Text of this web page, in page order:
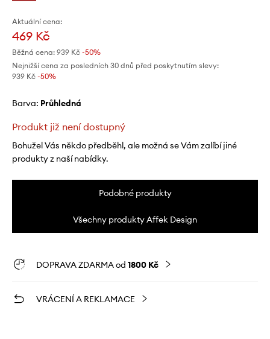
Aktuální cena:
469 Kč
Běžná cena: 939 Kč -50%
Nejnižší cena za posledních 30 dnů před poskytnutím slevy:
939 Kč -50%
Barva: průhledná
Produkt již není dostupný
Bohužel Vás někdo předběhl, ale možná se Vám zalíbí jiné
produkty z naší nabídky.
Podobné produkty
Všechny produkty Affek Design
DOPRAVA ZDARMA od 1800 Kč
VRÁCENÍ A REKLAMACE